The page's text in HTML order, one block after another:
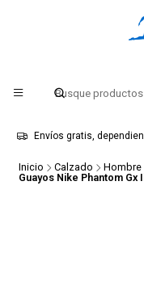
Envíos gratis,
Inicio Calzado Hombre
Guayos Nike Phantom